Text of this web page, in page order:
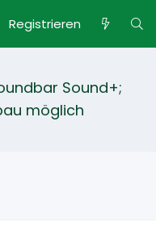
Registrieren
Sound+;
möglich